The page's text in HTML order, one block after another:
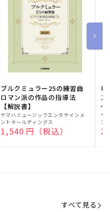
ブルクミュラー25の練習曲
ロマン派の作品の指導法
【解説書】
販
売
元:
ヤマハミュージックエンタテインメ
ントホールディングス
通常価格
1,540 円（税込）
ピ
ス
～
販
売
元:
ヤ
ン
すべて見る